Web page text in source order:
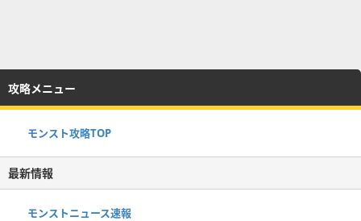
攻略メニュー
モンスト攻略TOP
最新情報
モンストニュース速報